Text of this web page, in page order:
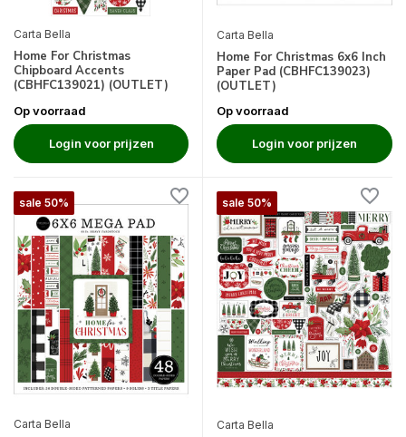
Carta Bella
Home For Christmas
Chipboard Accents
(CBHFC139021) (OUTLET)
Op voorraad
Login voor prijzen
Carta Bella
Home For Christmas 6x6 Inch
Paper Pad (CBHFC139023)
(OUTLET)
Op voorraad
Login voor prijzen
sale 50%
Carta Bella
sale 50%
Carta Bella